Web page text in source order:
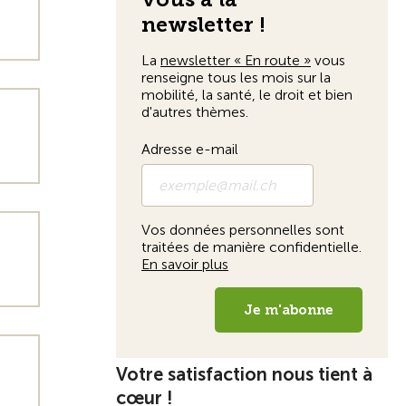
Votre satisfaction nous tient à
cœur !